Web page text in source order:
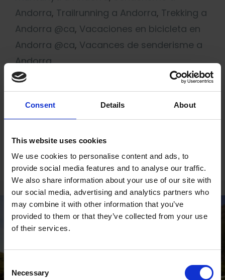
Consent Details About
This website uses cookies
We use cookies to personalise content and ads, to
provide social media features and to analyse our traffic.
We also share information about your use of our site with
our social media, advertising and analytics partners who
may combine it with other information that you’ve
provided to them or that they’ve collected from your use
of their services.
Selection
Necessary
Andorra, Trailrunning a Andorra, Trekking a
Andorra @ca, Vacaciones en bicicleta en
Andorra @ca, Vacances de senderisme a
Andorra
hostal eco-
friendly,hostal Tarter,hostel 5 estrelles,
hostel 5 estrelles a Andorra
hostel amb
millor hostel d'Andorra
Tarter